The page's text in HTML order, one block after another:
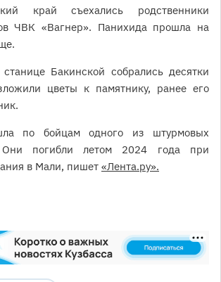
край съехались родственники
ЧВК «Вагнер». Панихида прошла на
Бакинской собрались десятки
цветы к памятнику, ранее его
по бойцам одного из штурмовых
погибли летом 2024 года при
в Мали, пишет «Лента.ру».